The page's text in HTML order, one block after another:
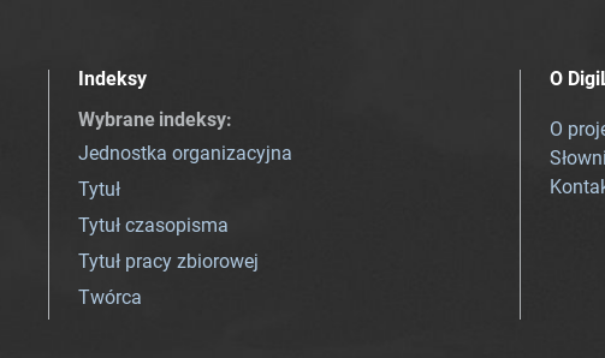
Indeksy
Wybrane indeksy:
Jednostka organizacyjna
Tytuł
Tytuł czasopisma
Tytuł pracy zbiorowej
Twórca
O
O